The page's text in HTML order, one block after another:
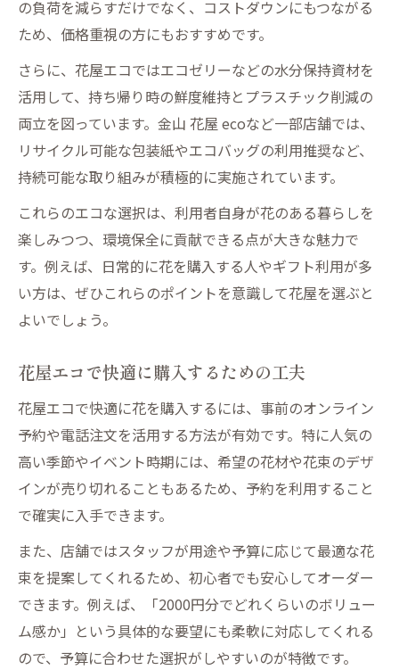
の負荷を減らすだけでなく、コストダウンにもつながる
ため、価格重視の方にもおすすめです。
さらに、花屋エコではエコゼリーなどの水分保持資材を
活用して、持ち帰り時の鮮度維持とプラスチック削減の
両立を図っています。金山 花屋 ecoなど一部店舗では、
リサイクル可能な包装紙やエコバッグの利用推奨など、
持続可能な取り組みが積極的に実施されています。
これらのエコな選択は、利用者自身が花のある暮らしを
楽しみつつ、環境保全に貢献できる点が大きな魅力で
す。例えば、日常的に花を購入する人やギフト利用が多
い方は、ぜひこれらのポイントを意識して花屋を選ぶと
よいでしょう。
花屋エコで快適に購入するための工夫
花屋エコで快適に花を購入するには、事前のオンライン
予約や電話注文を活用する方法が有効です。特に人気の
高い季節やイベント時期には、希望の花材や花束のデザ
インが売り切れることもあるため、予約を利用すること
で確実に入手できます。
また、店舗ではスタッフが用途や予算に応じて最適な花
束を提案してくれるため、初心者でも安心してオーダー
できます。例えば、「2000円分でどれくらいのボリュー
ム感か」という具体的な要望にも柔軟に対応してくれる
ので、予算に合わせた選択がしやすいのが特徴です。